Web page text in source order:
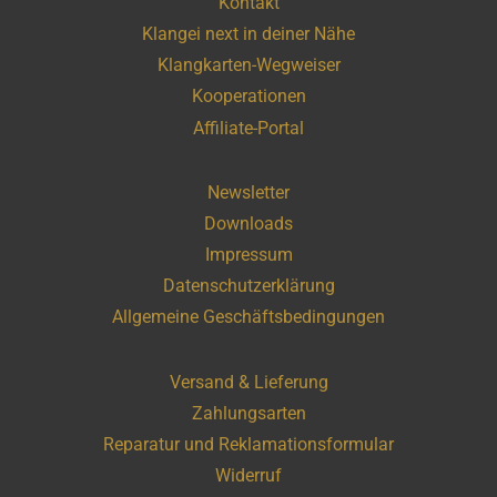
Klangei next in deiner Nähe
Klangkarten-Wegweiser
Kooperationen
Affiliate-Portal
Newsletter
Downloads
Impressum
Datenschutzerklärung
Allgemeine Geschäftsbedingungen
Versand & Lieferung
Zahlungsarten
Reparatur und Reklamationsformular
Widerruf